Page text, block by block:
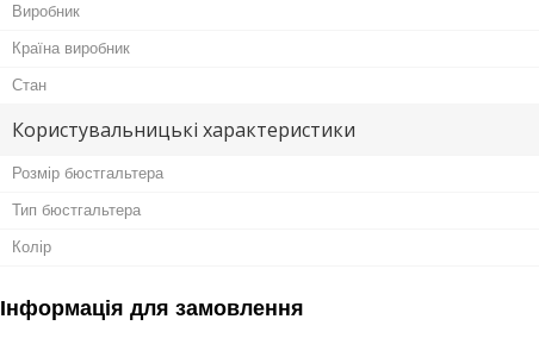
Виробник
Країна виробник
Стан
Користувальницькі характеристики
Розмір бюстгальтера
Тип бюстгальтера
Колір
Інформація для замовлення